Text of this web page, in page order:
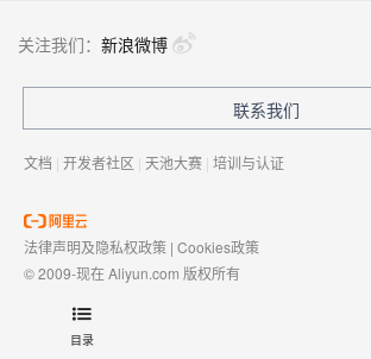
目录
关注我们： 新浪微博
联系我们
文档 | 开发者社区 | 天池大赛 | 培训与认证
法律声明及隐私权政策 | Cookies政策
© 2009-现在 Aliyun.com 版权所有
域名注册服务机构许可：